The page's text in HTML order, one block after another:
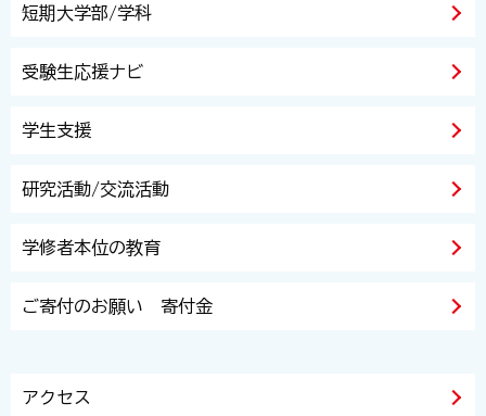
短期大学部/学科
受験生応援ナビ
学生支援
研究活動/交流活動
学修者本位の教育
ご寄付のお願い 寄付金
アクセス